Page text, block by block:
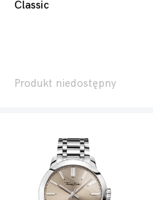
Classic
Produkt niedostępny